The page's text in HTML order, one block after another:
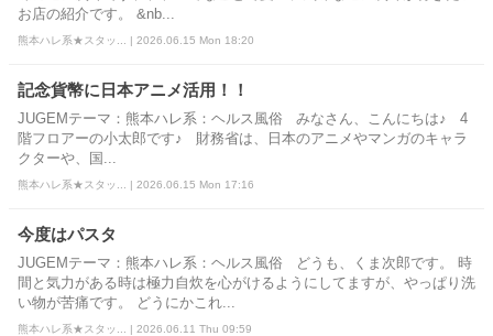
お店の紹介です。 &nb...
熊本ハレ系★スタッ... | 2026.06.15 Mon 18:20
記念貨幣に日本アニメ活用！！
JUGEMテーマ：熊本ハレ系：ヘルス風俗 みなさん、こんにちは♪ 4
階フロアーの小太郎です♪ 財務省は、日本のアニメやマンガのキャラ
クターや、国...
熊本ハレ系★スタッ... | 2026.06.15 Mon 17:16
今度はパスタ
JUGEMテーマ：熊本ハレ系：ヘルス風俗 どうも、くま次郎です。 時
間と気力がある時は極力自炊を心がけるようにしてますが、やっぱり洗
い物が苦痛です。 どうにかこれ...
熊本ハレ系★スタッ... | 2026.06.11 Thu 09:59